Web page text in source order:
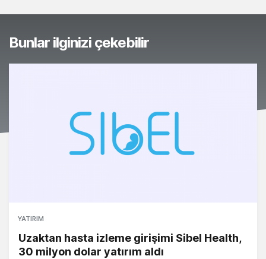
Bunlar ilginizi çekebilir
YATIRIM
Uzaktan hasta izleme girişimi Sibel Health,
30 milyon dolar yatırım aldı